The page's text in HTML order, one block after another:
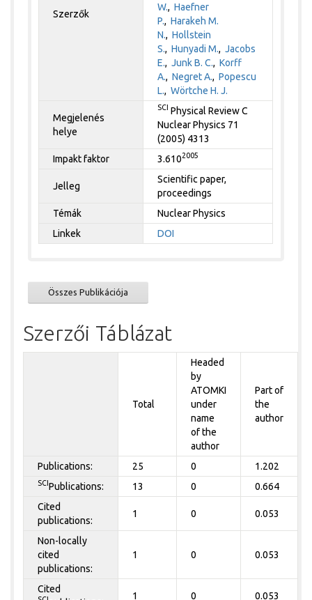
Szerzők
W.,Haefner
P.,Harakeh M.
N.,Hollstein
S.,Hunyadi M.,Jacobs
E.,Junk B. C.,Korff
A.,Negret A.,Popescu
L.,Wörtche H. J.
Megjelenés
helye
SCI Physical Review C
Nuclear Physics 71
(2005) 4313
Impakt faktor
3.6102005
Jelleg
Scientific paper,
proceedings
Témák
Nuclear Physics
Linkek
DOI
Összes Publikációja
Szerzői Táblázat
Total
Headed
by
ATOMKI
under
name
of the
author
Part of
the
author
Publications: 25 0 1.202
SCI Publications: 13 0 0.664
Cited
publications:
1 0 0.053
Non-locally
cited
publications:
1 0 0.053
Cited
1 0 0.053